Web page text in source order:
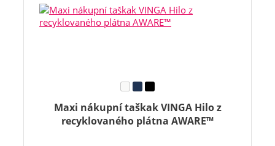
Maxi nákupní taškak VINGA Hilo z
recyklovaného plátna AWARE™